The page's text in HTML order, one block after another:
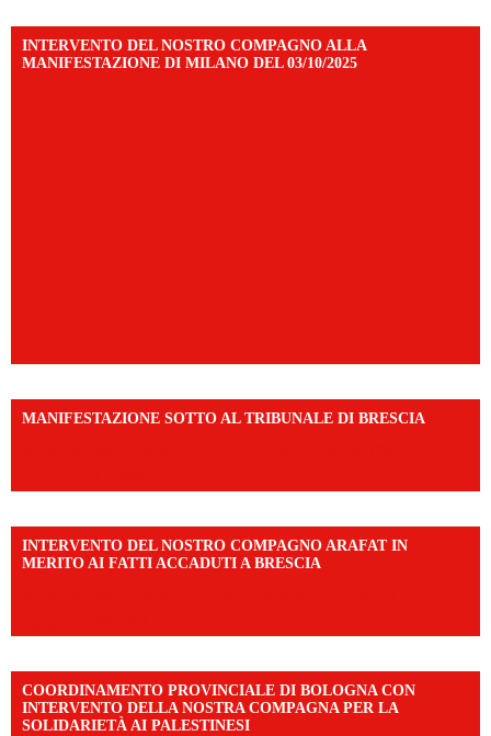
INTERVENTO DEL NOSTRO COMPAGNO ALLA
MANIFESTAZIONE DI MILANO DEL 03/10/2025
MANIFESTAZIONE SOTTO AL TRIBUNALE DI BRESCIA
INTERVENTO DEL NOSTRO COMPAGNO ARAFAT IN
MERITO AI FATTI ACCADUTI A BRESCIA
COORDINAMENTO PROVINCIALE DI BOLOGNA CON
INTERVENTO DELLA NOSTRA COMPAGNA PER LA
SOLIDARIETÀ AI PALESTINESI